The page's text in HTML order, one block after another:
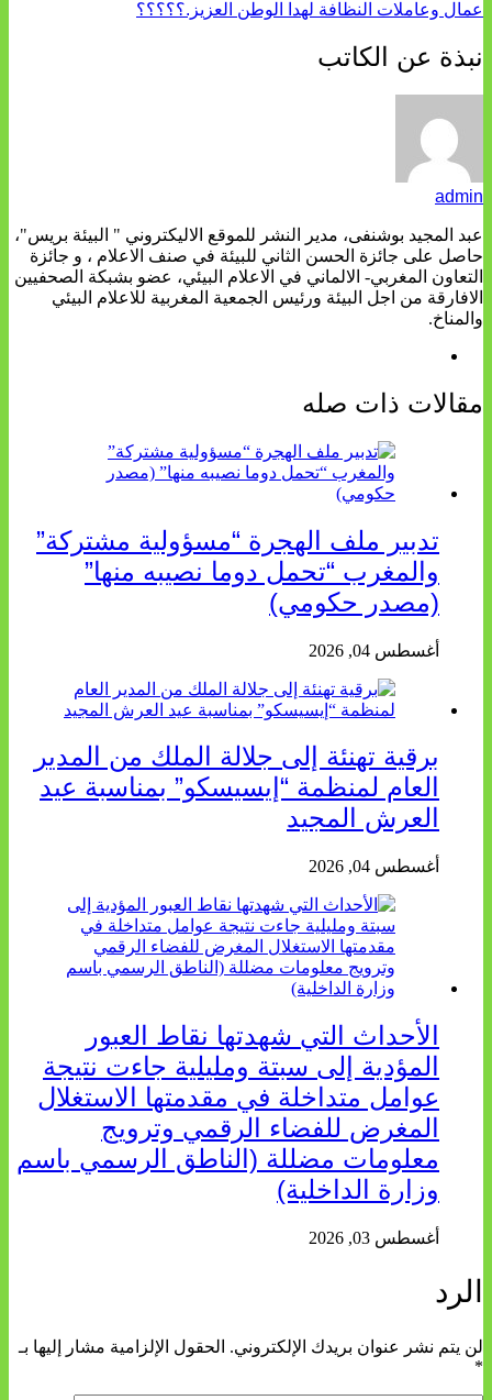
عمال وعاملات النظافة لهدا الوطن العزيز.؟؟؟؟؟
نبذة عن الكاتب
admin
عبد المجيد بوشنفى، مدير النشر للموقع الاليكتروني " البيئة بريس"،
حاصل على جائزة الحسن الثاني للبيئة في صنف الاعلام ، و جائزة
التعاون المغربي- الالماني في الاعلام البيئي، عضو بشبكة الصحفيين
الافارقة من اجل البيئة ورئيس الجمعية المغربية للاعلام البيئي
والمناخ.
مقالات ذات صله
تدبير ملف الهجرة “مسؤولية مشتركة”
والمغرب “تحمل دوما نصيبه منها”
(مصدر حكومي)
أغسطس 04, 2026
برقية تهنئة إلى جلالة الملك من المدير
العام لمنظمة “إيسيسكو” بمناسبة عيد
العرش المجيد
أغسطس 04, 2026
الأحداث التي شهدتها نقاط العبور
المؤدية إلى سبتة ومليلية جاءت نتيجة
عوامل متداخلة في مقدمتها الاستغلال
المغرض للفضاء الرقمي وترويج
معلومات مضللة (الناطق الرسمي باسم
وزارة الداخلية)
أغسطس 03, 2026
الرد
لن يتم نشر عنوان بريدك الإلكتروني. الحقول الإلزامية مشار إليها بـ
*